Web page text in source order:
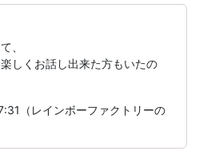
、
しくお話し出来た方もいたの
（レインボーファクトリーの